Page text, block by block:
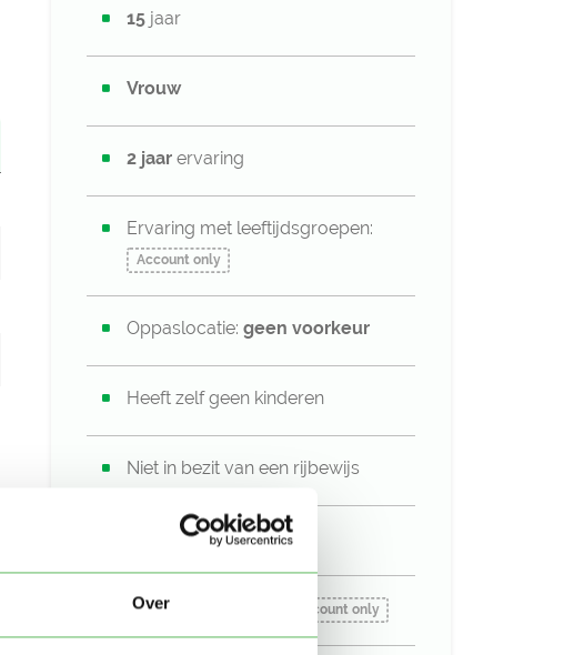
Over
15 jaar
Vrouw
2 jaar ervaring
Ervaring met leeftijdsgroepen:
Account only
Oppaslocatie: geen voorkeur
Heeft zelf geen kinderen
Niet in bezit van een rijbewijs
Geen auto beschikbaar
Beschikbaar vanaf: Account only